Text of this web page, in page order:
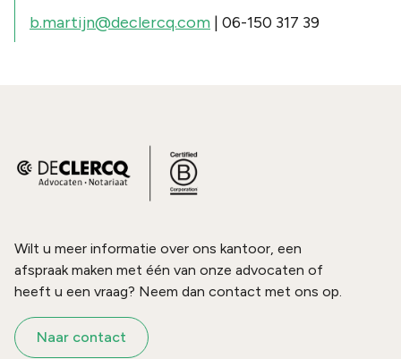
b.martijn@declercq.com | 06-150 317 39
Wilt u meer informatie over ons kantoor, een
afspraak maken met één van onze advocaten of
heeft u een vraag? Neem dan contact met ons op.
Naar contact